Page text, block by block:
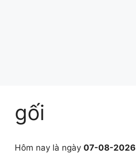
gối
Hôm nay là ngày 07-08-2026